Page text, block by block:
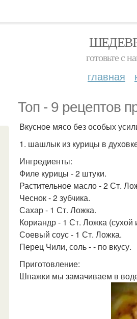
готовьте с
главная
Топ - 9 рецептов
Вкусное мясо без особых
1. шашлык из курицы в
Ингредиенты:
Филе курицы - 2 штуки.
Растительное масло - 2 Ст.
Чеснок - 2 зубчика.
Сахар - 1 Ст. Ложка.
Кориандр - 1 Ст. Ложка (сухой
Соевый соус - 1 Ст. Ложка.
Перец Чили, соль - - по вкусу.
Приготовление:
Шпажки мы замачиваем в